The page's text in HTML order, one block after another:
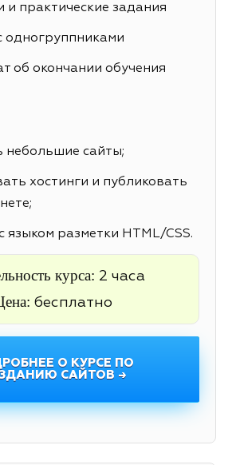
и практические задания
одногруппниками
об окончании обучения
небольшие сайты;
хостинги и публиковать
языком разметки HTML/CSS.
курса: 2 часа
бесплатно
О КУРСЕ ПО
САЙТОВ →